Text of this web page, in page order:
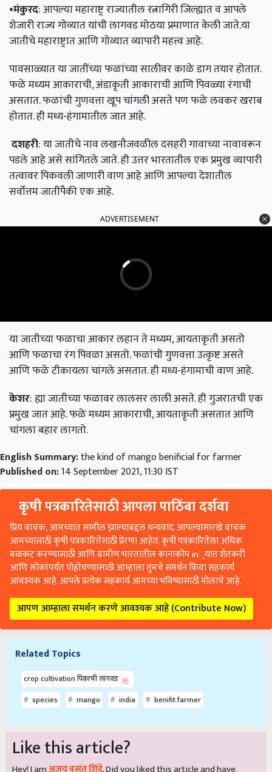
•मंकुरद: आपल्या महाराष्ट्र राज्यातील रत्नागिरी जिल्ह्यात व आपले
शेजारी राज्य गोव्यात यांची लागवड मोठया प्रमाणात केली जाते.या
जातीचे महाराष्ट्रात आणि गोव्यात व्यापारी महत्त्व आहे.
पावसाळ्यात या जातींच्या फळांच्या सालीवर काळे डाग तयार होतात.
फळे मध्यम आकाराची, अंडाकृती आकाराची आणि पिवळ्या रंगाची
असतात. फळांची गुणवत्ता खूप चांगली असते पण फळे लवकर खराब
होतात. ही मध्य-हंगामातील जात आहे.
दशहरी: या जातीचे नाव लखनौजवळील दसहरी गावाच्या नावावरून
पडले आहे असे सांगितले जाते. ही उत्तर भारतातील एक प्रमुख व्यापारी
तत्वावर पिकवली जाणारी वाण आहे आणि आपल्या देशातील
सर्वोत्तम जातींपैकी एक आहे.
ADVERTISEMENT
या जातीच्या फळाचा आकार लहान ते मध्यम, आयताकृती असतो
आणि फळाचा रंग पिवळा असतो. फळांची गुणवत्ता उत्कृष्ट असते
आणि फळे टीकायला चांगले असतात. ही मध्य-हंगामाची वाण आहे.
केशर: ह्या जातीच्या फळावर लालसर लाली असते. ही गुजरातची एक
प्रमुख जात आहे. फळे मध्यम आकाराची, आयताकृती असतात आणि
चांगला बहार लागतो.
English Summary:the kind of mango benificial for farmer
Published on:14 September 2021, 11:30 IST
कृषी पत्रकारितेसाठी आपला पाठिंबा दर्शवा
प्रिय वाचक, आमच्यात सामील झाल्याबद्दल धन्यवाद. आपल्यासारखे वाचक
आमच्यासाठी कृषी पत्रकारितेसाठी प्रेरणा आहेत. कृषी पत्रकारितेला अधिक
बळकट करण्यासाठी आणि ग्रामीण भारतातील कानाकोप in्यात शेतकरी
आणि लोकांपर्यंत पोहोचण्यासाठी आम्हाला तुमचे समर्थन किंवा सहकार्य
आवश्यक आहे. आपले प्रत्येक सहकार्य आमच्या भविष्यासाठी मोलाचे आहे.
आपण आम्हाला समर्थन करणे आवश्यक आहे (Contribute Now)
Related Topics
crop cultivation पिकाची लागवड
species
mango india benifit farmer
Like this article?